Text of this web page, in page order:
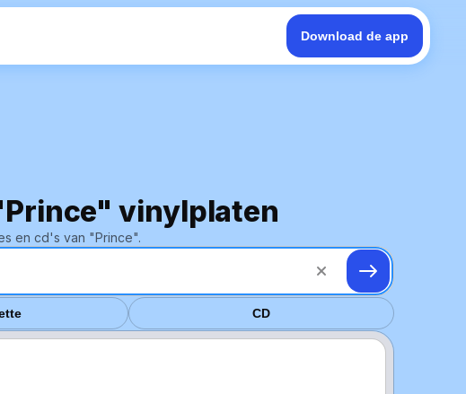
Download de app
vinylplaten
en cd's van "Prince".
CD